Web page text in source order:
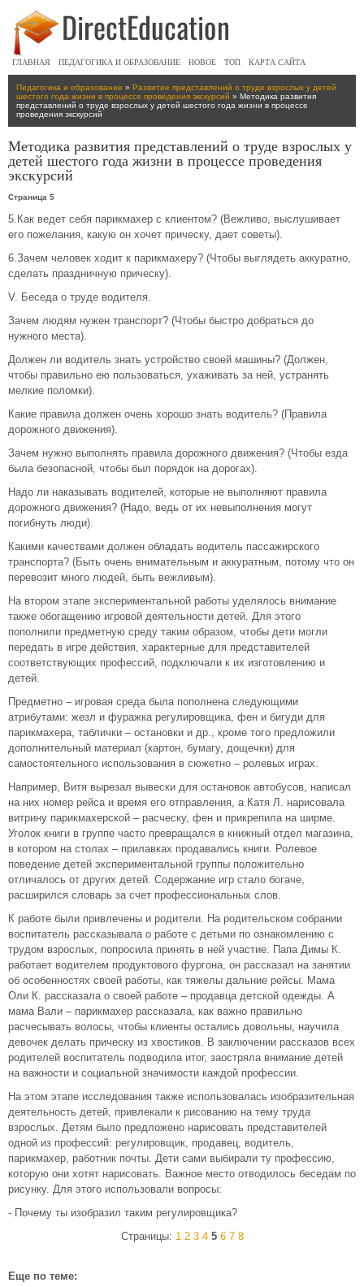
ГЛАВНАЯ ПЕДАГОГИКА И ОБРАЗОВАНИЕ НОВОЕ ТОП КАРТА САЙТА
Педагогика и образование » Развитие представлений о труде взрослых у детей
шестого года жизни в процессе проведения экскурсий » Методика развития
представлений о труде взрослых у детей шестого года жизни в процессе
проведения экскурсий
Методика развития представлений о труде взрослых у
детей шестого года жизни в процессе проведения
экскурсий
Страница 5
5.Как ведет себя парикмахер с клиентом? (Вежливо, выслушивает
его пожелания, какую он хочет прическу, дает советы).
6.Зачем человек ходит к парикмахеру? (Чтобы выглядеть аккуратно,
сделать праздничную прическу).
V. Беседа о труде водителя.
Зачем людям нужен транспорт? (Чтобы быстро добраться до
нужного места).
Должен ли водитель знать устройство своей машины? (Должен,
чтобы правильно ею пользоваться, ухаживать за ней, устранять
мелкие поломки).
Какие правила должен очень хорошо знать водитель? (Правила
дорожного движения).
Зачем нужно выполнять правила дорожного движения? (Чтобы езда
была безопасной, чтобы был порядок на дорогах).
Надо ли наказывать водителей, которые не выполняют правила
дорожного движения? (Надо, ведь от их невыполнения могут
погибнуть люди).
Какими качествами должен обладать водитель пассажирского
транспорта? (Быть очень внимательным и аккуратным, потому что он
перевозит много людей, быть вежливым).
На втором этапе экспериментальной работы уделялось внимание
также обогащению игровой деятельности детей. Для этого
пополнили предметную среду таким образом, чтобы дети могли
передать в игре действия, характерные для представителей
соответствующих профессий, подключали к их изготовлению и
детей.
Предметно – игровая среда была пополнена следующими
атрибутами: жезл и фуражка регулировщика, фен и бигуди для
парикмахера, таблички – остановки и др., кроме того предложили
дополнительный материал (картон, бумагу, дощечки) для
самостоятельного использования в сюжетно – ролевых играх.
Например, Витя вырезал вывески для остановок автобусов, написал
на них номер рейса и время его отправления, а Катя Л. нарисовала
витрину парикмахерской – расческу, фен и прикрепила на ширме.
Уголок книги в группе часто превращался в книжный отдел магазина,
в котором на столах – прилавках продавались книги. Ролевое
поведение детей экспериментальной группы положительно
отличалось от других детей. Содержание игр стало богаче,
расширился словарь за счет профессиональных слов.
К работе были привлечены и родители. На родительском собрании
воспитатель рассказывала о работе с детьми по ознакомлению с
трудом взрослых, попросила принять в ней участие. Папа Димы К.
работает водителем продуктового фургона, он рассказал на занятии
об особенностях своей работы, как тяжелы дальние рейсы. Мама
Оли К. рассказала о своей работе – продавца детской одежды. А
мама Вали – парикмахер рассказала, как важно правильно
расчесывать волосы, чтобы клиенты остались довольны, научила
девочек делать прическу из хвостиков. В заключении рассказов всех
родителей воспитатель подводила итог, заостряла внимание детей
на важности и социальной значимости каждой профессии.
На этом этапе исследования также использовалась изобразительная
деятельность детей, привлекали к рисованию на тему труда
взрослых. Детям было предложено нарисовать представителей
одной из профессий: регулировщик, продавец, водитель,
парикмахер, работник почты. Дети сами выбирали ту профессию,
которую они хотят нарисовать. Важное место отводилось беседам по
рисунку. Для этого использовали вопросы:
- Почему ты изобразил таким регулировщика?
Страницы: 1 2 3 4 5 6 7 8
Еще по теме: